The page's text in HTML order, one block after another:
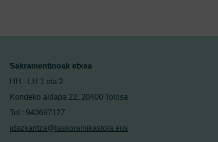
Sakramentinoak etxea
HH - LH 1 eta 2
Kondeko aldapa 22, 20400 Tolosa
Tel.: 943697127
idazkaritza@laskorainikastola.eus